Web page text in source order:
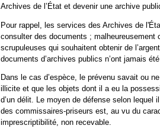
Archives de l’État et devenir une archive
Pour rappel, les services des Archives de
consulter des documents ;
scrupuleuses qui souhaitent obtenir de
documents d’archives publics n’ont jamais
Dans le cas d’espèce, le prévenu savait ou
illicite et que les objets dont il a eu la
d’un délit. Le moyen de défense selon
des commissaires-priseurs est, au vu du
imprescriptibilité, non recevable.